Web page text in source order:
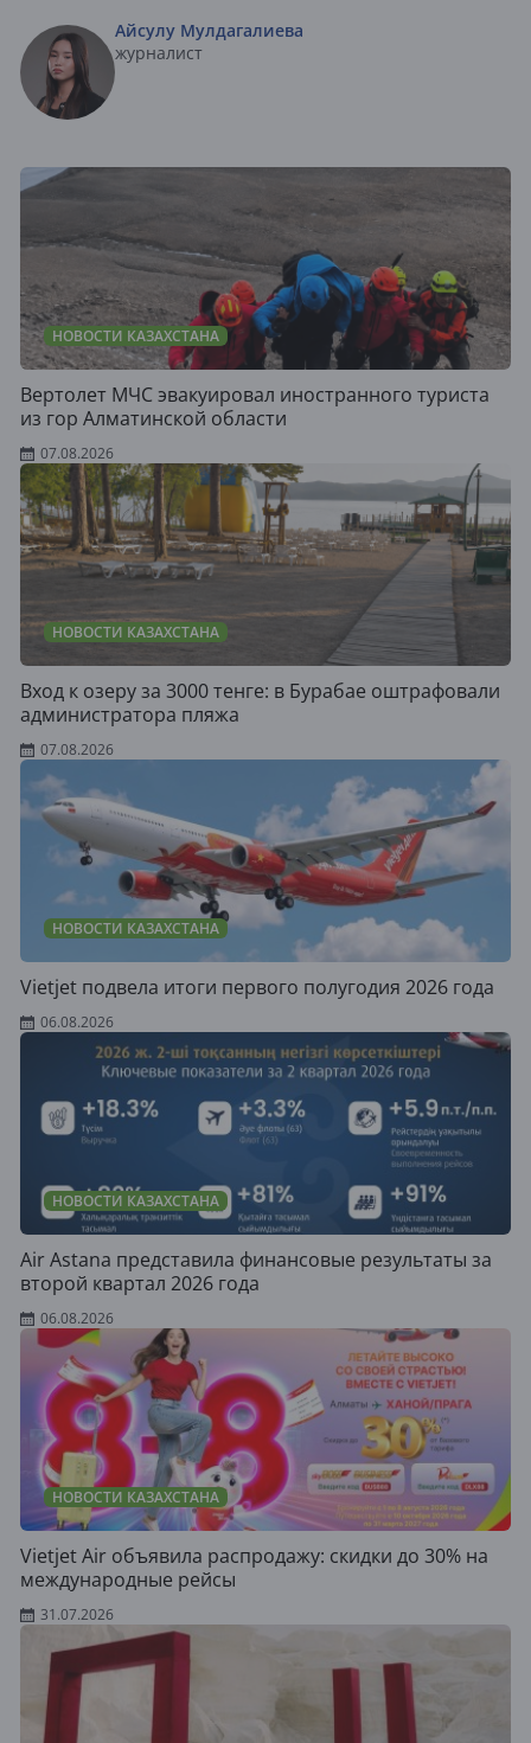
Айсулу Мулдагалиева
журналист
НОВОСТИ КАЗАХСТАНА
Вертолет МЧС эвакуировал иностранного туриста
из гор Алматинской области
07.08.2026
НОВОСТИ КАЗАХСТАНА
Вход к озеру за 3000 тенге: в Бурабае оштрафовали
администратора пляжа
07.08.2026
НОВОСТИ КАЗАХСТАНА
Vietjet подвела итоги первого полугодия 2026 года
06.08.2026
НОВОСТИ КАЗАХСТАНА
Air Astana представила финансовые результаты за
второй квартал 2026 года
06.08.2026
НОВОСТИ КАЗАХСТАНА
Vietjet Air объявила распродажу: скидки до 30% на
международные рейсы
31.07.2026